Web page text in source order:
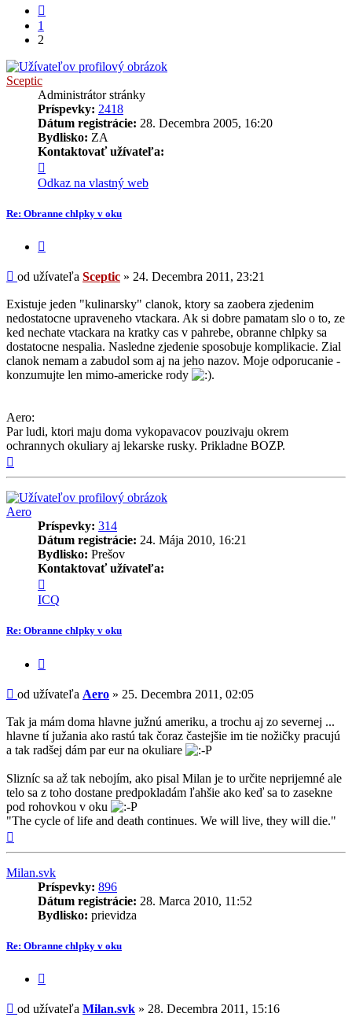
1
2
Sceptic
Administrátor stránky
Príspevky: 2418
Dátum registrácie: 28. Decembra 2005, 16:20
Bydlisko: ZA
Kontaktovať užívateľa:
informácie
užívateľa
Sceptic
Odkaz na vlastný web
Re: Obranne chlpky v oku
Príspevok
od užívateľa Sceptic » 24. Decembra 2011, 23:21
Existuje jeden "kulinarsky" clanok, ktory sa zaobera zjedenim
nedostatocne upraveneho vtackara. Ak si dobre pamatam slo o to, ze
ked nechate vtackara na kratky cas v pahrebe, obranne chlpky sa
dostatocne nespalia. Nasledne zjedenie sposobuje komplikacie. Zial
clanok nemam a zabudol som aj na jeho nazov. Moje odporucanie -
konzumujte len mimo-americke rody
.
Aero:
Par ludi, ktori maju doma vykopavacov pouzivaju okrem
ochrannych okuliary aj lekarske rusky. Prikladne BOZP.
Aero
Príspevky: 314
Dátum registrácie: 24. Mája 2010, 16:21
Bydlisko: Prešov
Kontaktovať užívateľa:
informácie
užívateľa
Aero
ICQ
Re: Obranne chlpky v oku
Príspevok
od užívateľa Aero » 25. Decembra 2011, 02:05
Tak ja mám doma hlavne južnú ameriku, a trochu aj zo severnej ...
hlavne tí južania ako rastú tak čoraz častejšie im tie nožičky pracujú
a tak radšej dám par eur na okuliare
Slizníc sa až tak nebojím, ako pisal Milan je to určite neprijemné ale
telo sa z toho dostane predpokladám ľahšie ako keď sa to zasekne
pod rohovkou v oku
"The cycle of life and death continues. We will live, they will die."
Milan.svk
Príspevky: 896
Dátum registrácie: 28. Marca 2010, 11:52
Bydlisko: prievidza
Re: Obranne chlpky v oku
Príspevok
od užívateľa Milan.svk » 28. Decembra 2011, 15:16